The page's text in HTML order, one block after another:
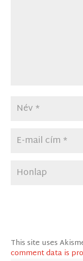
This site uses
comment data is